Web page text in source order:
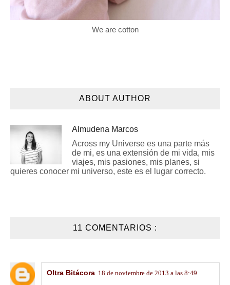
We are cotton
ABOUT AUTHOR
Almudena Marcos
Across my Universe es una parte más
de mi, es una extensión de mi vida, mis
viajes, mis pasiones, mis planes, si
quieres conocer mi universo, este es el lugar correcto.
11 COMENTARIOS :
Oltra Bitácora 18 de noviembre de 2013 a las 8:49